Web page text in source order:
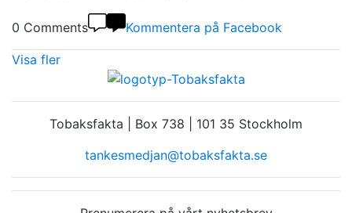
0 Comments Kommentera på Facebook
Visa fler
Tobaksfakta | Box 738 | 101 35 Stockholm
tankesmedjan@tobaksfakta.se